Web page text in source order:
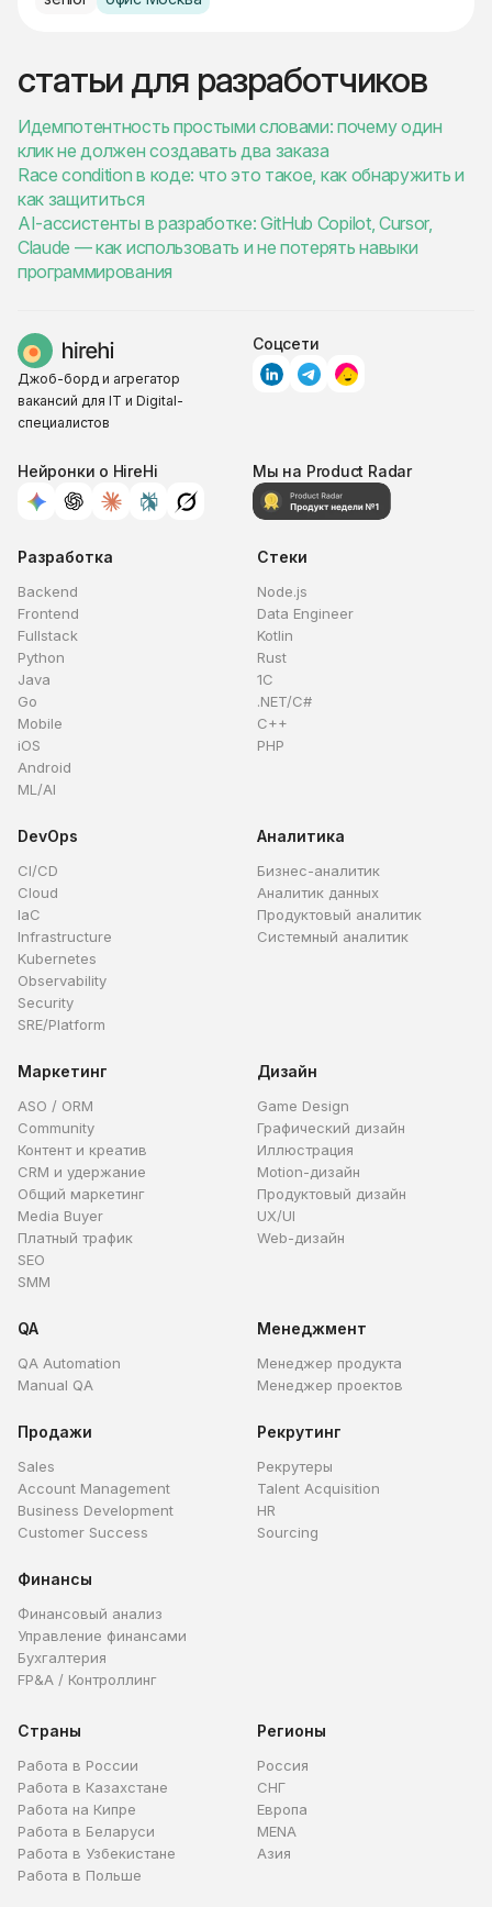
статьи для разработчиков
Идемпотентность простыми словами: почему один
клик не должен создавать два заказа
Race condition в коде: что это такое, как обнаружить и
как защититься
AI-ассистенты в разработке: GitHub Copilot, Cursor,
Claude — как использовать и не потерять навыки
программирования
Джоб-борд и агрегатор
вакансий для IT и Digital-
специалистов
Соцсети
Нейронки о HireHi Мы на Product Radar
Разработка
Backend
Frontend
Fullstack
Python
Java
Go
Mobile
iOS
Android
ML/AI
Стеки
Node.js
Data Engineer
Kotlin
Rust
1C
.NET/C#
C++
PHP
DevOps
CI/CD
Cloud
IaC
Infrastructure
Kubernetes
Observability
Security
SRE/Platform
Аналитика
Бизнес-аналитик
Аналитик данных
Продуктовый аналитик
Системный аналитик
Маркетинг
ASO / ORM
Community
Контент и креатив
CRM и удержание
Общий маркетинг
Media Buyer
Платный трафик
SEO
SMM
Дизайн
Game Design
Графический дизайн
Иллюстрация
Motion-дизайн
Продуктовый дизайн
UX/UI
Web-дизайн
QA
QA Automation
Manual QA
Менеджмент
Менеджер продукта
Менеджер проектов
Продажи
Sales
Account Management
Business Development
Customer Success
Рекрутинг
Рекрутеры
Talent Acquisition
HR
Sourcing
Финансы
Финансовый анализ
Управление финансами
Бухгалтерия
FP&A / Контроллинг
Страны
Работа в России
Работа в Казахстане
Работа на Кипре
Работа в Беларуси
Работа в Узбекистане
Работа в Польше
Регионы
Россия
СНГ
Европа
MENA
Азия